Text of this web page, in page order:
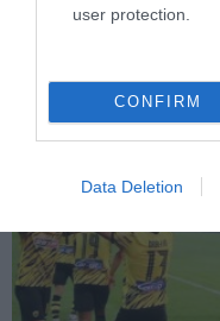
user protection.
CONFIRM
Data Deletion
03.08.2026 | 21:22